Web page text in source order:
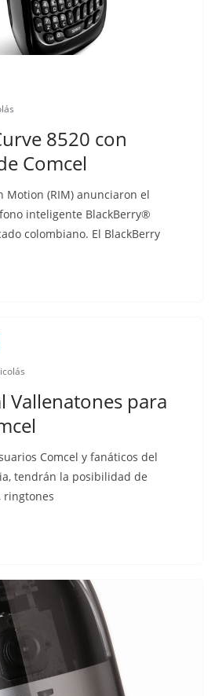
8520 con
Comcel
Motion (RIM) anunciaron el
inteligente BlackBerry®
colombiano. El BlackBerry
Vallenatones para
Comcel y fanáticos del
tendrán la posibilidad de
ringtones